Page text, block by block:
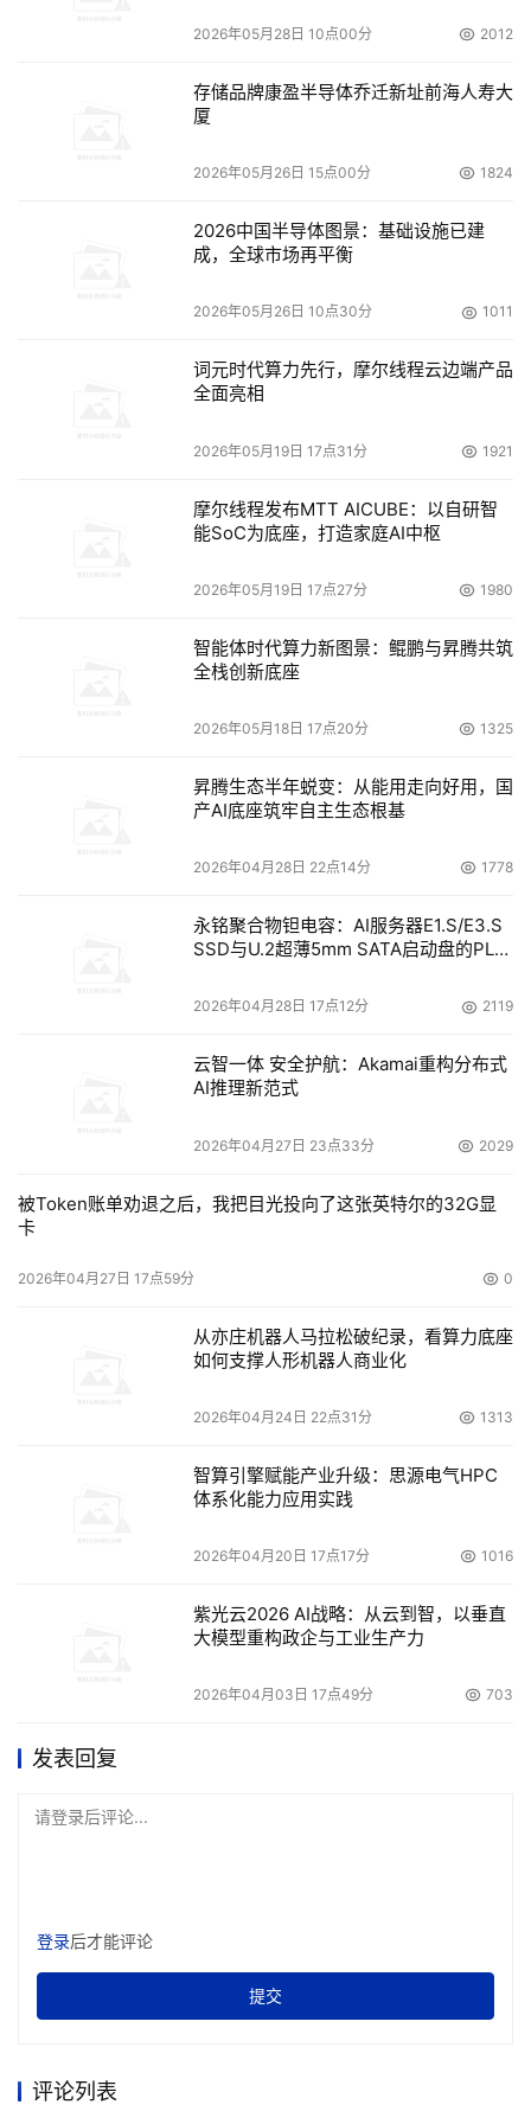
准。RoHS是由欧洲联盟（European Union）发起的，旨
规定2006年7月1日以后推出和销售的所有新的电气和电子
苯或多溴化苯基苯等。
本文来源于DOIT传媒，文章内容仅供参考，不构成投资建议。
2026年05月28日 10点00分 2012
存储品牌康盈半导体乔迁新址前海人寿大
厦
2026年05月26日 15点00分 1824
2026中国半导体图景：基础设施已建
成，全球市场再平衡
2026年05月26日 10点30分 1011
词元时代算力先行，摩尔线程云边端产品
全面亮相
2026年05月19日 17点31分 1921
摩尔线程发布MTT AICUBE：以自研智
能SoC为底座，打造家庭AI中枢
2026年05月19日 17点27分 1980
智能体时代算力新图景：鲲鹏与昇腾共筑
全栈创新底座
2026年05月18日 17点20分 1325
昇腾生态半年蜕变：从能用走向好用，国
产AI底座筑牢自主生态根基
2026年04月28日 22点14分 1778
永铭聚合物钽电容：AI服务器E1.S/E3.S
SSD与U.2超薄5mm SATA启动盘的PLP
2026年04月28日 17点12分 2119
云智一体 安全护航：Akamai重构分布式
AI推理新范式
2026年04月27日 23点33分 2029
被Token账单劝退之后，我把目光投向了这张英特尔的32G显
卡
2026年04月27日 17点59分 0
从亦庄机器人马拉松破纪录，看算力底座
如何支撑人形机器人商业化
2026年04月24日 22点31分 1313
智算引擎赋能产业升级：思源电气HPC
体系化能力应用实践
2026年04月20日 17点17分 1016
紫光云2026 AI战略：从云到智，以垂直
大模型重构政企与工业生产力
2026年04月03日 17点49分 703
发表回复
请登录后评论...
登录后才能评论
提交
评论列表